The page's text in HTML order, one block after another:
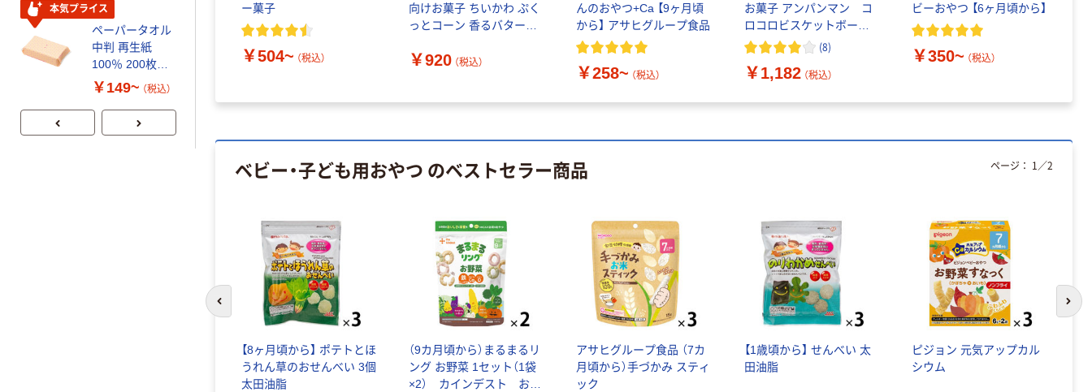
ケー
から】
ト フルーツジュレ 【12ヶ
月～】
￥610~
ー菓子
￥504~ （税込）
向けお菓子 ちいかわ ぷく
っとコーン 香るバター味
￥920 （税込）
んのおやつ+Ca 【9ヶ月頃
から】 アサヒグループ食品
￥258~ （税込）
お菓子 アンパンマン コ
ロコロビスケットボー
ロ 4連袋入 64g 1セット
(8)
￥1,182 （税込）
ビーおやつ 【6ヶ月頃から】
￥350~ （税込）
ベビー・子ども用おやつ のベストセラー商品
【8ヶ月頃から】 ポテトとほ
うれん草のおせんべい 3個
太田油脂
（9カ月頃から）まるまるリ
ング お野菜 1セット（1袋
×2） カインデスト お米
アサヒグループ食品 （7カ
月頃から）手づかみ スティ
ック
【1歳頃から】 せんべい 太
田油脂
ピジョン 元気アップカル
シウム
ページ： 1 ／2
前のスライドへ 次
証
本気プライス
ペーパータオル
中判 再生紙
100％ 200枚
FSC認証 シング
企画 オリジナル
￥149~ （税込）
証
期間限定価格
アスクル プラ
スチックグロー
ブ 薄手 粉な
本気プライス
ト ホワイト紙コ
￥374~ （税込）
オリジナル
アスクル 検査用
ディスポパンツ
￥96~
証
本気プライス
ペーパータオル
100％ 200枚